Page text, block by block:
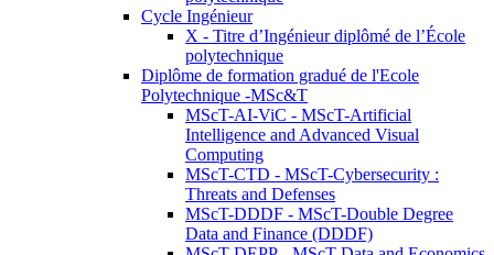
Cycle Ingénieur
X - Titre d’Ingénieur diplômé de l’École
polytechnique
Diplôme de formation gradué de l'Ecole
Polytechnique -MSc&T
MScT-AI-ViC - MScT-Artificial
Intelligence and Advanced Visual
Computing
MScT-CTD - MScT-Cybersecurity :
Threats and Defenses
MScT-DDDF - MScT-Double Degree
Data and Finance (DDDF)